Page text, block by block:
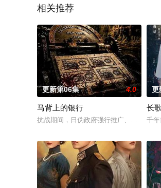
相关推荐
更新第06集 4.0
马背上的银行
抗战期间，日伪政府强行推广、使用由“
更
长
千